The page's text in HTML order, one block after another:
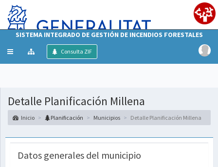
SISTEMA INTEGRADO DE GESTIÓN DE INCENDIOS FORESTALES
Mostrar/ocultar
Consulta ZIF
Detalle Planificación Millena
Inicio Planificación Municipios Detalle Planificación Millena
Datos generales del municipio